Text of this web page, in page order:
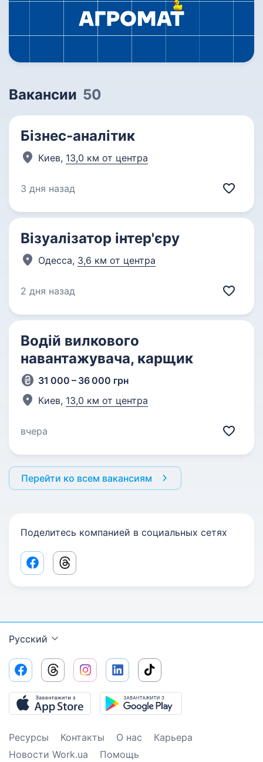
Вакансии 50
Бізнес-аналітик
Киев, 13,0 км от центра
3 дня назад
Візуалізатор інтер'єру
Одесса, 3,6 км от центра
2 дня назад
Водій вилкового
навантажувача, карщик
31 000 – 36 000 грн
Киев, 13,0 км от центра
вчера
Перейти ко всем вакансиям
Поделитесь компанией в социальных сетях
Facebook share link
Threads share link
Русский
Ресурсы Контакты О нас
Карьера
Новости Work.ua
Помощь